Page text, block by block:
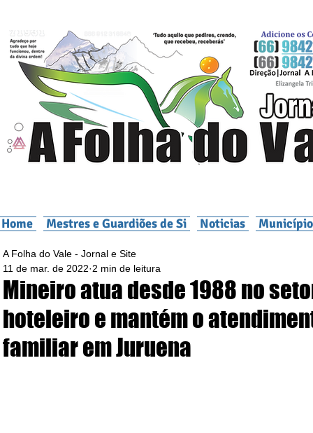
Home Mestres e Guardiões de Si Noticias
Mineiro atua desde 1988 no
hoteleiro e mantém o
familiar em Juruena
A Folha do Vale - Jornal e Site
11 de mar. de 2022 2 min de leitura